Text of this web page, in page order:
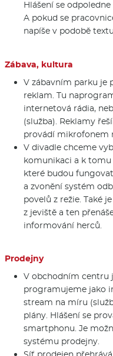
Hlášení se
A pokud se
napíše v podobě
Zábava, kultura
V zábavním parku je
reklam. Tu
internetová rádia,
(služba). Reklamy
provádí mikrofonem
V divadle chceme
komunikaci a k tomu
které budou
a zvonění systém
povelů z režie. Také
z jeviště a ten
informování herců.
Prodejny
V obchodním centru
programujeme jako
stream na míru
plány. Hlášení se
smartphonu. Je
systému prodejny.